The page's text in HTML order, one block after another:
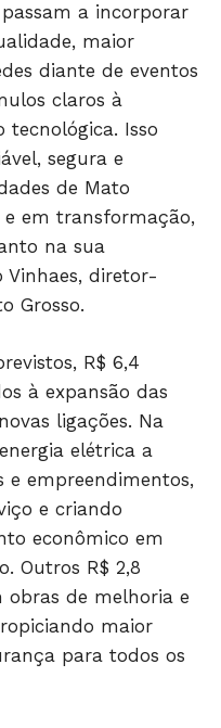
a incorporar
maior
diante de eventos
claros à
tecnológica. Isso
segura e
de Mato
e em transformação,
na sua
Vinhaes, diretor-
Grosso.
R$ 6,4
à expansão das
ligações. Na
elétrica a
e empreendimentos,
e criando
econômico em
Outros R$ 2,8
obras de melhoria e
maior
para todos os